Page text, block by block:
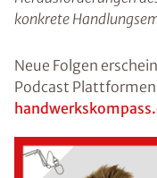
konkrete
Neue Folgen
Podcast